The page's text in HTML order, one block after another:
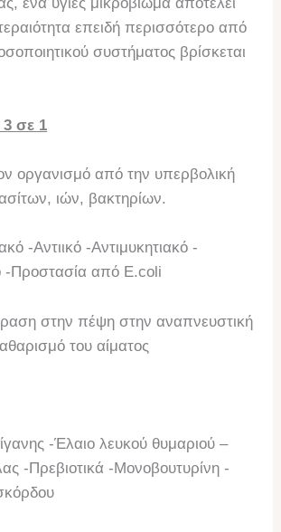
επειδή περισσότερο από
συστήματος βρίσκεται
3σε 1
οργανισμό από την υπερβολική
ιών, βακτηρίων.
-Αντιικό -Αντιμυκητιακό -
-Προστασία από E.coli
στην πέψη στην αναπνευστική
του αίματος
-Έλαιο λευκού θυμαριού –
-Πρεβιοτικά -Μονοβουτυρίνη -